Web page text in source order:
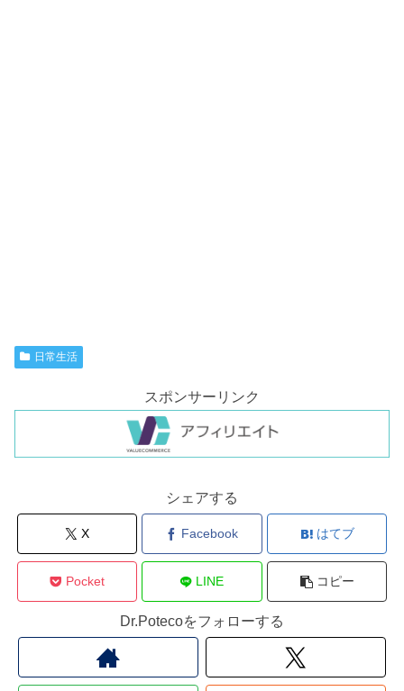
日常生活
スポンサーリンク
シェアする
X Facebook はてブ
Pocket LINE コピー
Dr.Potecoをフォローする